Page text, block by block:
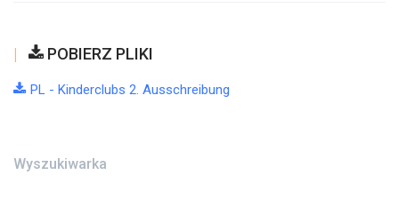
POBIERZ PLIKI
PL - Kinderclubs 2. Ausschreibung
Wyszukiwarka